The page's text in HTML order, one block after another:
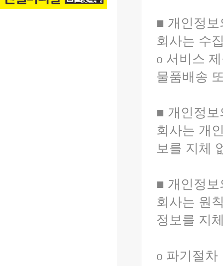
■ 개인정
회사는 수
ο 서비스
물품배송
■ 개인정
회사는 개
보를 지체
■ 개인정
회사는 원
정보를 지
ο 파기절차